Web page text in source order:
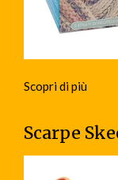
Scopri di più
Scarpe